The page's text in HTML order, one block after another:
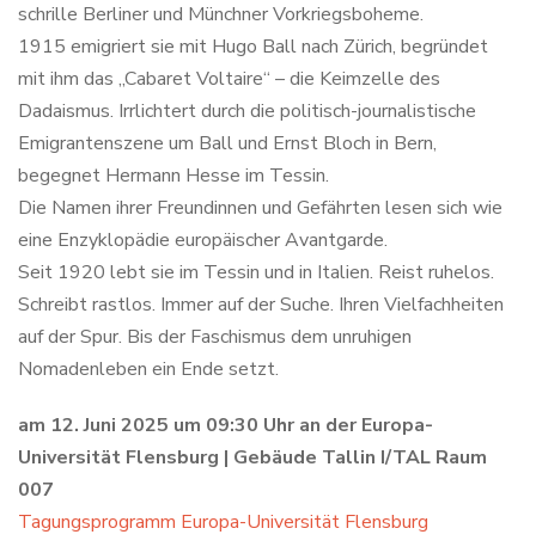
schrille Berliner und Münchner Vorkriegsboheme.
1915 emigriert sie mit Hugo Ball nach Zürich, begründet
mit ihm das „Cabaret Voltaire“ – die Keimzelle des
Dadaismus. Irrlichtert durch die politisch-journalistische
Emigrantenszene um Ball und Ernst Bloch in Bern,
begegnet Hermann Hesse im Tessin.
Die Namen ihrer Freundinnen und Gefährten lesen sich wie
eine Enzyklopädie europäischer Avantgarde.
Seit 1920 lebt sie im Tessin und in Italien. Reist ruhelos.
Schreibt rastlos. Immer auf der Suche. Ihren Vielfachheiten
auf der Spur. Bis der Faschismus dem unruhigen
Nomadenleben ein Ende setzt.
am 12. Juni 2025 um 09:30 Uhr an der Europa-
Universität Flensburg | Gebäude Tallin I/TAL Raum
007
Tagungsprogramm Europa-Universität Flensburg